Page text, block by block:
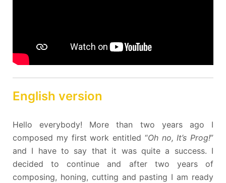
English version
Hello everybody! More than two years ago I
composed my first work entitled “Oh no, It’s Prog!”
and I have to say that it was quite a success. I
decided to continue and after two years of
composing, honing, cutting and pasting I am ready